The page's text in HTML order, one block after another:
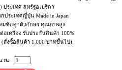
ประเทศ สหรัฐอเมริกา
ประเทศญี่ปุ่น Made in Japan
มชัดทุกตัวอักษร คุณภาพสูง
อเครื่อง รับประกันสินค้า 100%
สั่งซื้อสินค้า 1,000 บาทขึ้นไป)
วน :